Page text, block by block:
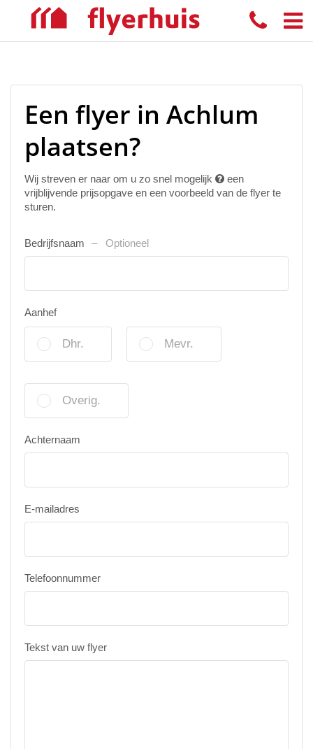
Een flyer in Achlum
plaatsen?
Wij streven er naar om u zo snel mogelijk
een
vrijblijvende prijsopgave en een voorbeeld van de flyer te
sturen.
Bedrijfsnaam Optioneel
Aanhef
Dhr. Mevr.
Overig.
Achternaam
E-mailadres
Telefoonnummer
Tekst van uw flyer